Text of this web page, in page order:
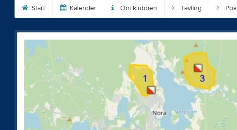
Start Kalender Om klubben Tävling